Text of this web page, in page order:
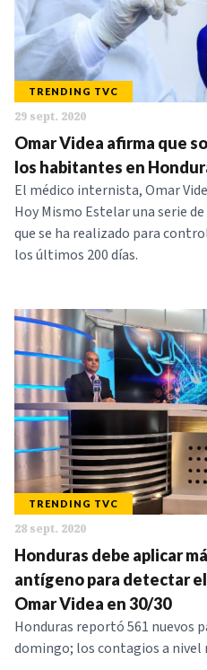
TRENDING TVC
29 sept. 2020
Omar Videa afirma que
los habitantes en
El médico internista, Omar
Hoy Mismo Estelar una serie
que se ha realizado para
los últimos 200 días.
TRENDING TVC
28 sept. 2020
Honduras debe aplicar
antígeno para detectar
Omar Videa en 30/30
Honduras reportó 561 nuevos
domingo; los contagios a nivel